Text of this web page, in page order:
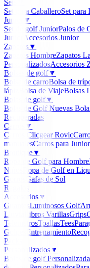
Sets
Set para CaballeroSet para
Junior
▼
Set de golf JuniorPalos de
Junior
Accesorios Junior
Zapatos▼
Zapatos HombreZapatos
PersonalizadosAccesorios
Bolsas de golf▼
Bolsa de carroBolsa de
lápiz
Bolsa de ViajeBolsas
Bolas de golf▼
Bolas de Golf Nuevas
Recuperadas
Carros
▼
Carros Clicgear Rovic
manualesCarros para Junior
Boutique▼
Ropa de Golf para Hombre
Niños
Ropa de Golf en
Gorros
Gafas de Sol
Regalos
Accesorios▼
GuantesLuminosos Golf
Lluvia
Libros VarillasGrips
TelemetrosToallasTees
Golpes
Entrenamiento
Packs
Personalizados▼
Bolas de golf